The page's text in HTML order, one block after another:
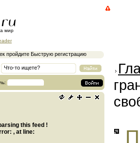
мир
пройдите Быструю регистрацию
this feed !
, at line: